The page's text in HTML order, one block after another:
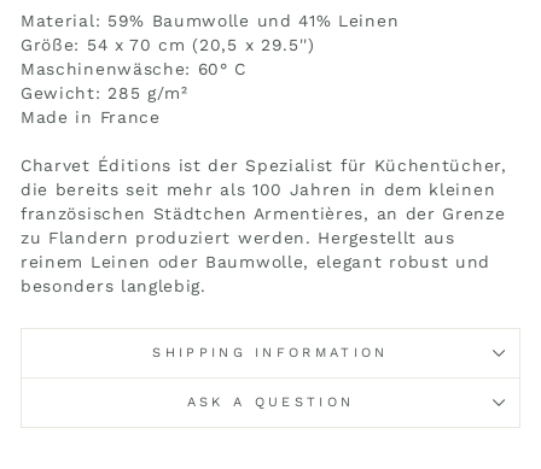
Material: 59% Baumwolle und 41% Leinen
Größe: 54 x 70 cm (20,5 x 29.5'')
Maschinenwäsche: 60° C
Gewicht: 285 g/m²
Made in France
Charvet Éditions ist der Spezialist für Küchentücher,
die bereits seit mehr als 100 Jahren in dem kleinen
französischen Städtchen Armentières, an der Grenze
zu Flandern produziert werden. Hergestellt aus
reinem Leinen oder Baumwolle, elegant robust und
besonders langlebig.
SHIPPING INFORMATION
ASK A QUESTION